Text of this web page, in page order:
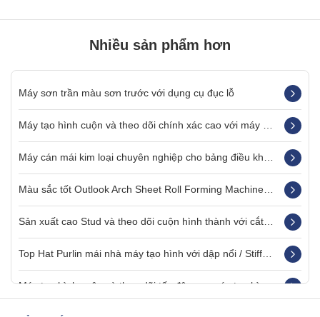
Nhiều sản phẩm hơn
Máy sơn trần màu sơn trước với dụng cụ đục lỗ
Máy tạo hình cuộn và theo dõi chính xác cao với máy ép dập
Máy cán mái kim loại chuyên nghiệp cho bảng điều khiển buộc / PPGL
Màu sắc tốt Outlook Arch Sheet Roll Forming Machine cho trần hồ sơ
Sản xuất cao Stud và theo dõi cuộn hình thành với cắt góc 40 độ
Top Hat Purlin mái nhà máy tạo hình với dập nổi / Stiffener
Máy tạo hình cuộn và theo dõi tốc độ cao, máy tạo hình cuộn kim loại